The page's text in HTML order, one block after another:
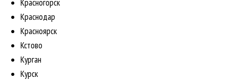
Красногорск
Краснодар
Красноярск
Кстово
Курган
Курск